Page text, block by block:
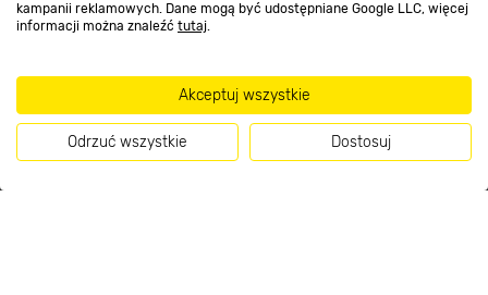
kampanii reklamowych. Dane mogą być udostępniane Google LLC, więcej
informacji można znaleźć tutaj.
Akceptuj wszystkie
Odrzuć wszystkie Dostosuj